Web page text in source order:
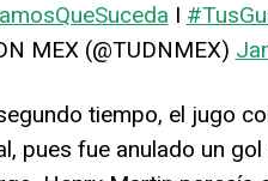
I
MEX (@TUDNMEX)
tiempo, el jugo
pues fue anulado un